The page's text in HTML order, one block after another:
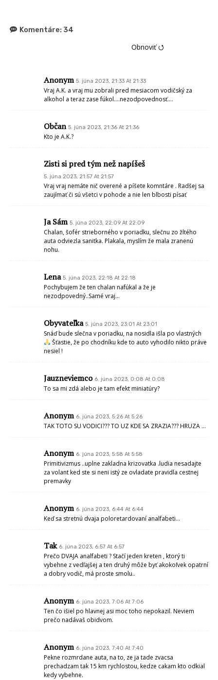
Komentáre: 34
Obnoviť ⭯
Anonym 5. júna 2023, 21:33 At 21:33
Vraj A.K. a vraj mu zobrali pred mesiacom vodičský za
alkohol a teraz zase fúkol….nezodpovednosť….
Občan 5. júna 2023, 21:36 At 21:36
Kto je A.K.?
Zisti si pred tým než napíšeš
5. júna 2023, 21:57 At 21:57
Vraj vraj nemáte nič overené a píšete komntáre . Radšej sa
zaujímať či sú všetci v pohode a nie len blbosti písať
Ja Sám 5. júna 2023, 22:09 At 22:09
Chalan, šofér strieborného v poriadku, slečnu zo žltého
auta odviezla sanitka. Plakala, myslím že mala zranenú
nohu.
Lena 5. júna 2023, 22:18 At 22:18
Pochybujem že ten chalan nafúkal a že je
nezodpovedný..Samé vraj…
Obyvateľka 5. júna 2023, 23:01 At 23:01
Snáď bude slečna v poriadku, na nosidla išla po vlastných
Šťastie, že po chodníku kde to auto vyhodilo nikto práve
nesiel !
Jauzneviemco 6. júna 2023, 0:08 At 0:08
To sa mi zdá alebo je tam efekt miniatúry?
Anonym 6. júna 2023, 5:26 At 5:26
TAK TOTO SU VODICI??? TO UZ KDE SA ZRAZIA??? HRUZA …
Anonym 6. júna 2023, 5:58 At 5:58
Primitivizmus ..uplne zakladna krizovatka .ludia nesadajte
za volant ked ste si neni istý ze ovladate pravidla cestnej
premavky
Anonym 6. júna 2023, 6:44 At 6:44
Keď sa stretnú dvaja poloretardovaní analfabeti…
Tak 6. júna 2023, 6:57 At 6:57
Prečo DVAJA analfabeti ? Stačí jeden kreten , ktorý ti
vybehne z vedľajšej a ten druhý môže byť akokoľvek opatrní
a dobry vodič, má proste smolu..
Anonym 6. júna 2023, 7:06 At 7:06
Ten čo išiel po hlavnej asi moc toho nepokazil. Neviem
prečo nadávaš obidvom.
Anonym 6. júna 2023, 7:40 At 7:40
Pekne rozmrdane auta, na to, ze ja tade zvacsa
prechadzam tak 15 km rychlostou, kedze cakam kto odkial
kedy vybehne.